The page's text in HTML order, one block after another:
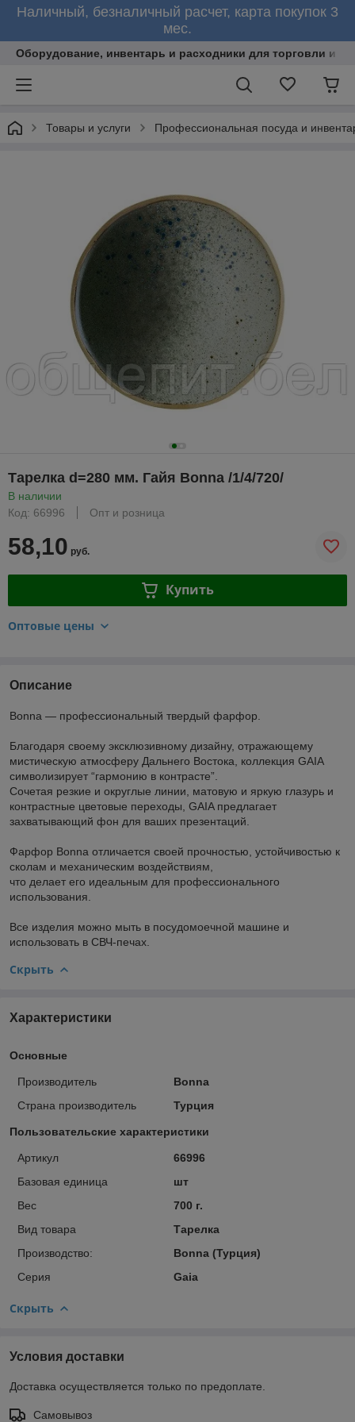
Наличный, безналичный расчет, карта покупок 3
мес.
Оборудование, инвентарь и расходники для торговли и
Товары и услуги Профессиональная посуда и
Тарелка d=280 мм. Гайя Bonna /1/4/720/
В наличии
Код: 66996
Опт и розница
58,10 руб.
Купить
Оптовые цены
Описание
Bonna — профессиональный твердый фарфор.
Благодаря своему эксклюзивному дизайну, отражающему
мистическую атмосферу Дальнего Востока, коллекция GAIA
символизирует “гармонию в контрасте”.
Сочетая резкие и округлые линии, матовую и яркую глазурь и
контрастные цветовые переходы, GAIA предлагает
захватывающий фон для ваших презентаций.
Фарфор Bonna отличается своей прочностью, устойчивостью к
сколам и механическим воздействиям,
что делает его идеальным для профессионального
использования.
Все изделия можно мыть в посудомоечной машине и
использовать в СВЧ-печах.
Скрыть
Характеристики
Основные
Производитель
Bonna
Страна производитель
Турция
Пользовательские характеристики
Артикул
66996
Базовая единица
шт
Вес
700 г.
Вид товара
Тарелка
Производство:
Bonna (Турция)
Серия
Gaia
Скрыть
Условия доставки
Доставка осуществляется только по предоплате.
Самовывоз